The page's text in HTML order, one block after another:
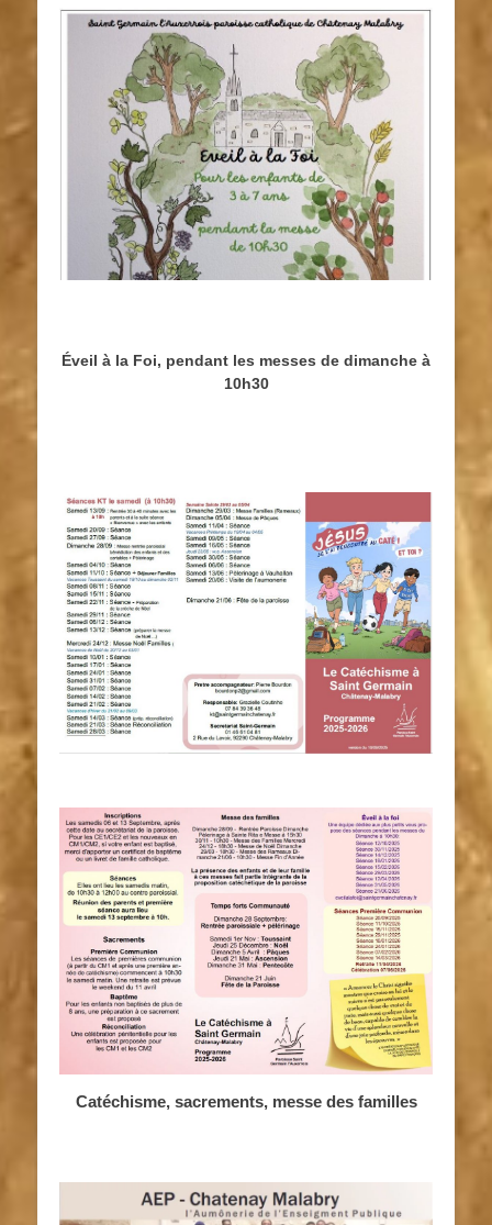
Éveil à la Foi, pendant les messes de dimanche à
10h30
Catéchisme, sacrements, messe des familles